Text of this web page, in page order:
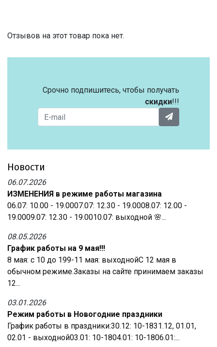
Отзывов на этот товар пока нет.
Срочно подпишитесь, чтобы получать
скидки!!!
Новости
06.07.2026
ИЗМЕНЕНИЯ в режиме работы магазина
06.07: 10.00 - 19.0007.07: 12.30 - 19.0008.07: 12.00 -
19.0009.07: 12.30 - 19.0010.07: выходной 🌸...
08.05.2026
График работы на 9 мая!!!
8 мая: с 10 до 199-11 мая: выходнойС 12 мая в
обычном режиме.Заказы на сайте принимаем заказы
12...
03.01.2026
Режим работы в Новогодние праздники
График работы в праздники:30.12: 10-1831.12, 01.01,
02.01 - выходной03.01: 10-1804.01: 10-1806.01:...